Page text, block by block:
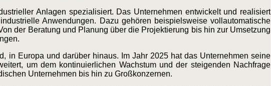
Anlagen spezialisiert. Das Unternehmen entwickelt und realisiert
Anwendungen. Dazu gehören beispielsweise vollautomatische
der Beratung und Planung über die Projektierung bis hin zur Umsetzung
in Europa und darüber hinaus. Im Jahr 2025 hat das Unternehmen seine
um dem kontinuierlichen Wachstum und der steigenden Nachfrage
Unternehmen bis hin zu Großkonzernen.